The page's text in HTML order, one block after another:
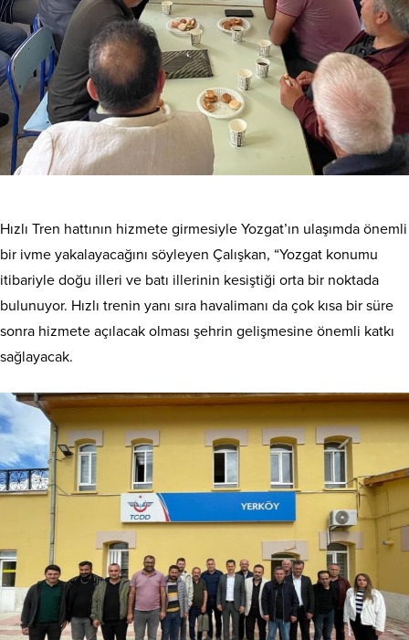
Hızlı Tren hattının hizmete girmesiyle Yozgat’ın ulaşımda önemli
bir ivme yakalayacağını söyleyen Çalışkan, “Yozgat konumu
itibariyle doğu illeri ve batı illerinin kesiştiği orta bir noktada
bulunuyor. Hızlı trenin yanı sıra havalimanı da çok kısa bir süre
sonra hizmete açılacak olması şehrin gelişmesine önemli katkı
sağlayacak.